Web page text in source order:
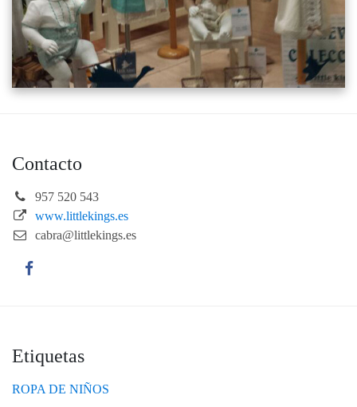
Contacto
957 520 543
www.littlekings.es
cabra@littlekings.es
Etiquetas
ROPA DE NIÑOS